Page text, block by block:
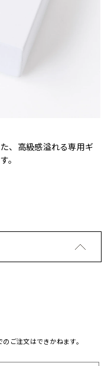
、高級感溢れる専用ギ
。
ご注文はできかねます。